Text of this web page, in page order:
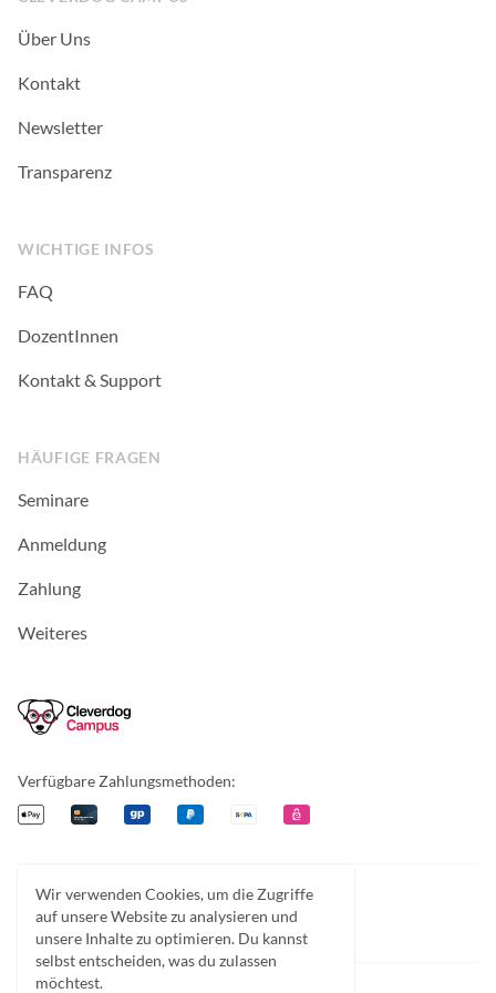
Wir verwenden Cookies, um die Zugriffe
auf unsere Website zu analysieren und
unsere Inhalte zu optimieren. Du kannst
selbst entscheiden, was du zulassen
möchtest.
Über Uns
Kontakt
Newsletter
Transparenz
WICHTIGE INFOS
FAQ
DozentInnen
Kontakt & Support
HÄUFIGE FRAGEN
Seminare
Anmeldung
Zahlung
Weiteres
Cleverdog Campus
Verfügbare Zahlungsmethoden:
Apple PayKreditkarteGiropayPayPal Überweisung
EPS
FacebookInstagramDiscord